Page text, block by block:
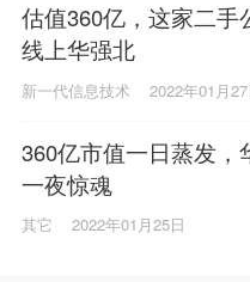
估值360亿，这家二手
线上华强北
新一代信息技术 2022年01月27
360亿市值一日蒸发，
一夜惊魂
其它 2022年01月25日